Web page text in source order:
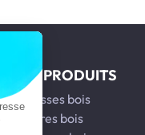
NOS PRODUITS
Terrasses bois
Clôtures bois